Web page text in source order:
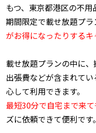
もつ、東京都港区の不用
期間限定で載せ放題プラ
がお得になったりする
載せ放題プランの中に、
出張費などが含まれて
心して利用できます。
最短30分で自宅まで来
ズに依頼できて便利です。